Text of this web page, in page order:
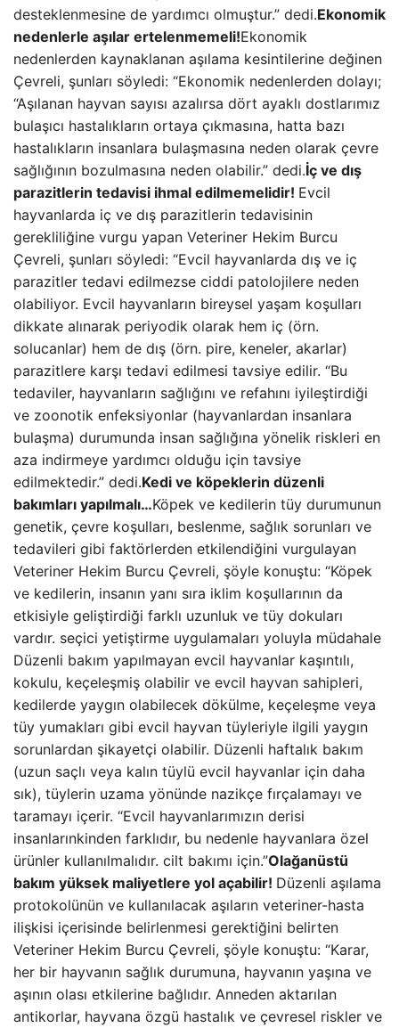
desteklenmesine de yardımcı olmuştur.” dedi.Ekonomik
nedenlerle aşılar ertelenmemeli!Ekonomik
nedenlerden kaynaklanan aşılama kesintilerine değinen
Çevreli, şunları söyledi: “Ekonomik nedenlerden dolayı;
“Aşılanan hayvan sayısı azalırsa dört ayaklı dostlarımız
bulaşıcı hastalıkların ortaya çıkmasına, hatta bazı
hastalıkların insanlara bulaşmasına neden olarak çevre
sağlığının bozulmasına neden olabilir.” dedi.İç ve dış
parazitlerin tedavisi ihmal edilmemelidir! Evcil
hayvanlarda iç ve dış parazitlerin tedavisinin
gerekliliğine vurgu yapan Veteriner Hekim Burcu
Çevreli, şunları söyledi: “Evcil hayvanlarda dış ve iç
parazitler tedavi edilmezse ciddi patolojilere neden
olabiliyor. Evcil hayvanların bireysel yaşam koşulları
dikkate alınarak periyodik olarak hem iç (örn.
solucanlar) hem de dış (örn. pire, keneler, akarlar)
parazitlere karşı tedavi edilmesi tavsiye edilir. “Bu
tedaviler, hayvanların sağlığını ve refahını iyileştirdiği
ve zoonotik enfeksiyonlar (hayvanlardan insanlara
bulaşma) durumunda insan sağlığına yönelik riskleri en
aza indirmeye yardımcı olduğu için tavsiye
edilmektedir.” dedi.Kedi ve köpeklerin düzenli
bakımları yapılmalı…Köpek ve kedilerin tüy durumunun
genetik, çevre koşulları, beslenme, sağlık sorunları ve
tedavileri gibi faktörlerden etkilendiğini vurgulayan
Veteriner Hekim Burcu Çevreli, şöyle konuştu: “Köpek
ve kedilerin, insanın yanı sıra iklim koşullarının da
etkisiyle geliştirdiği farklı uzunluk ve tüy dokuları
vardır. seçici yetiştirme uygulamaları yoluyla müdahale
Düzenli bakım yapılmayan evcil hayvanlar kaşıntılı,
kokulu, keçeleşmiş olabilir ve evcil hayvan sahipleri,
kedilerde yaygın olabilecek dökülme, keçeleşme veya
tüy yumakları gibi evcil hayvan tüyleriyle ilgili yaygın
sorunlardan şikayetçi olabilir. Düzenli haftalık bakım
(uzun saçlı veya kalın tüylü evcil hayvanlar için daha
sık), tüylerin uzama yönünde nazikçe fırçalamayı ve
taramayı içerir. “Evcil hayvanlarımızın derisi
insanlarınkinden farklıdır, bu nedenle hayvanlara özel
ürünler kullanılmalıdır. cilt bakımı için.”Olağanüstü
bakım yüksek maliyetlere yol açabilir! Düzenli aşılama
protokolünün ve kullanılacak aşıların veteriner-hasta
ilişkisi içerisinde belirlenmesi gerektiğini belirten
Veteriner Hekim Burcu Çevreli, şöyle konuştu: “Karar,
her bir hayvanın sağlık durumuna, hayvanın yaşına ve
aşının olası etkilerine bağlıdır. Anneden aktarılan
antikorlar, hayvana özgü hastalık ve çevresel riskler ve